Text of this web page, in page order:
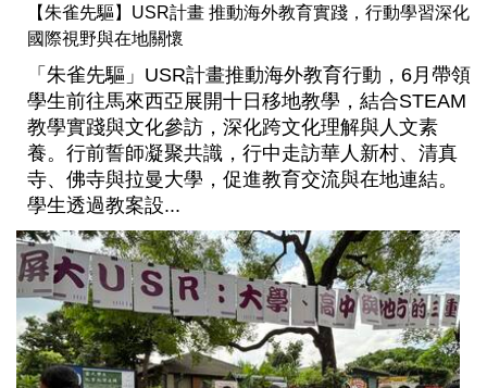
【朱雀先驅】USR計畫 推動海外教育實踐，行動學習深化
國際視野與在地關懷
「朱雀先驅」USR計畫推動海外教育行動，6月帶領
學生前往馬來西亞展開十日移地教學，結合STEAM
教學實踐與文化參訪，深化跨文化理解與人文素
養。行前誓師凝聚共識，行中走訪華人新村、清真
寺、佛寺與拉曼大學，促進教育交流與在地連結。
學生透過教案設...